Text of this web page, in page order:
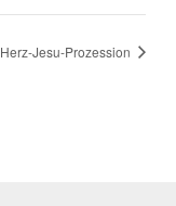
Herz-Jesu-Prozession